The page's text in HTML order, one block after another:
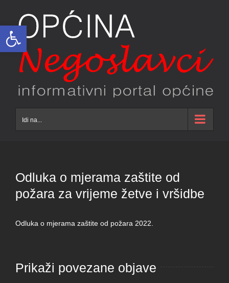
Open toolbar
content
Idi na...
Odluka o mjerama zaštite od
požara za vrijeme žetve i vršidbe
Odluka o mjerama zaštite od požara 2022.
Prikaži povezane objave